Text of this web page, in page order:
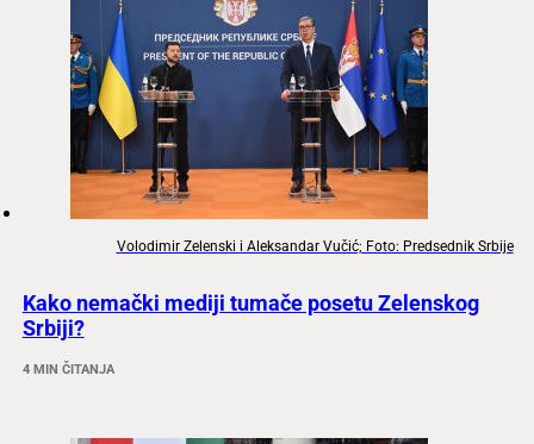
Volodimir Zelenski i Aleksandar Vučić; Foto: Predsednik Srbije
Kako nemački mediji tumače posetu Zelenskog
Srbiji?
4 MIN ČITANJA